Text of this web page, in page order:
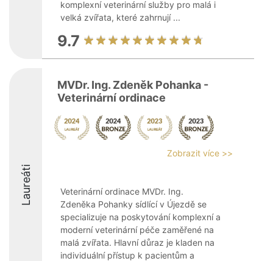
komplexní veterinární služby pro malá i
velká zvířata, které zahrnují ...
9.7
Laureáti
MVDr. Ing. Zdeněk Pohanka -
Veterinární ordinace
Zobrazit více >>
Veterinární ordinace MVDr. Ing.
Zdeněka Pohanky sídlící v Újezdě se
specializuje na poskytování komplexní a
moderní veterinární péče zaměřené na
malá zvířata. Hlavní důraz je kladen na
individuální přístup k pacientům a